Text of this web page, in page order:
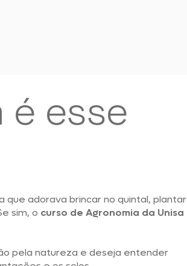
é esse
que adorava brincar no quintal, plantar
sim, o curso de Agronomia da Unisa
pela natureza e deseja entender